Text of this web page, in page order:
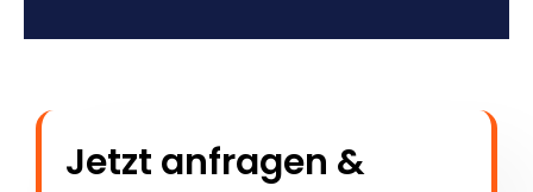
Jetzt anfragen &